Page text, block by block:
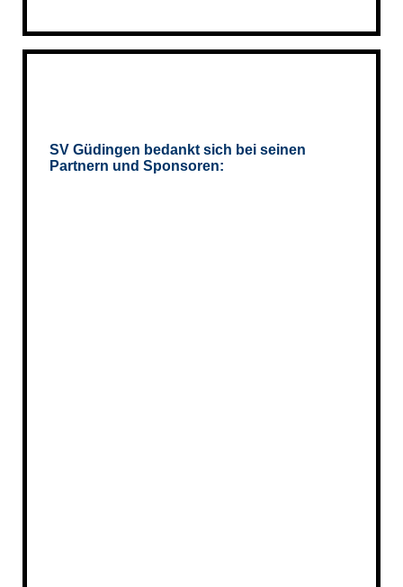
SV Güdingen bedankt sich bei seinen
Partnern und Sponsoren: